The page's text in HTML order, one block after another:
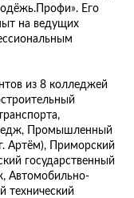
Его
на ведущих
из 8 колледжей
Промышленный
Артём), Приморский
государственный
Автомобильно-
технический